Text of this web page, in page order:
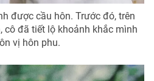
được cầu hôn. Trước đó, trên
cô đã tiết lộ khoảnh khắc mình
vị hôn phu.